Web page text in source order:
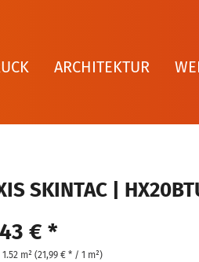
ARCHITEKTUR
SKINTAC |
€ *
1.52 m² (21,99 €* / 1 m²)